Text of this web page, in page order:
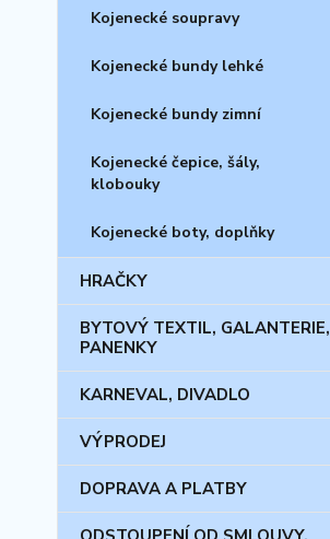
Kojenecké soupravy
Kojenecké bundy lehké
Kojenecké bundy zimní
Kojenecké čepice, šály,
klobouky
Kojenecké boty, doplňky
HRAČKY
BYTOVÝ TEXTIL, GALANTERIE,
PANENKY
KARNEVAL, DIVADLO
VÝPRODEJ
DOPRAVA A PLATBY